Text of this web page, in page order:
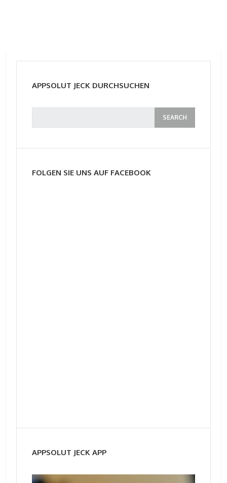
APPSOLUT JECK DURCHSUCHEN
FOLGEN SIE UNS AUF FACEBOOK
APPSOLUT JECK APP